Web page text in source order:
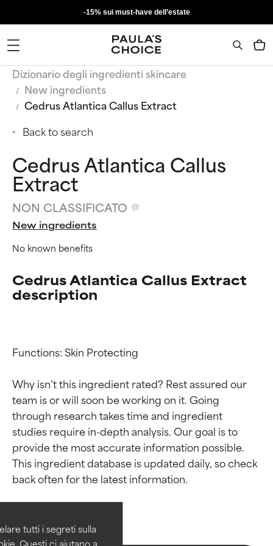
tutti i segreti sulla
Questi ci aiutano a
-15% sui must-have dell’estate
Dizionario degli ingredienti skincare
New ingredients
Cedrus Atlantica Callus Extract
Back to search
Cedrus Atlantica Callus
Extract
NON CLASSIFICATO
New ingredients
No known benefits
Cedrus Atlantica Callus Extract
description
Functions: Skin Protecting
Why isn’t this ingredient rated? Rest assured our
team is or will soon be working on it. Going
through research takes time and ingredient
studies require in-depth analysis. Our goal is to
provide the most accurate information possible.
This ingredient database is updated daily, so check
Valutazione degli
ingredienti
Comprovati e sostenuti da studi
indipendenti. Ingrediente attivo
Valutazione degli
ingredienti
Comprovati e sostenuti da studi
indipendenti. Ingrediente attivo